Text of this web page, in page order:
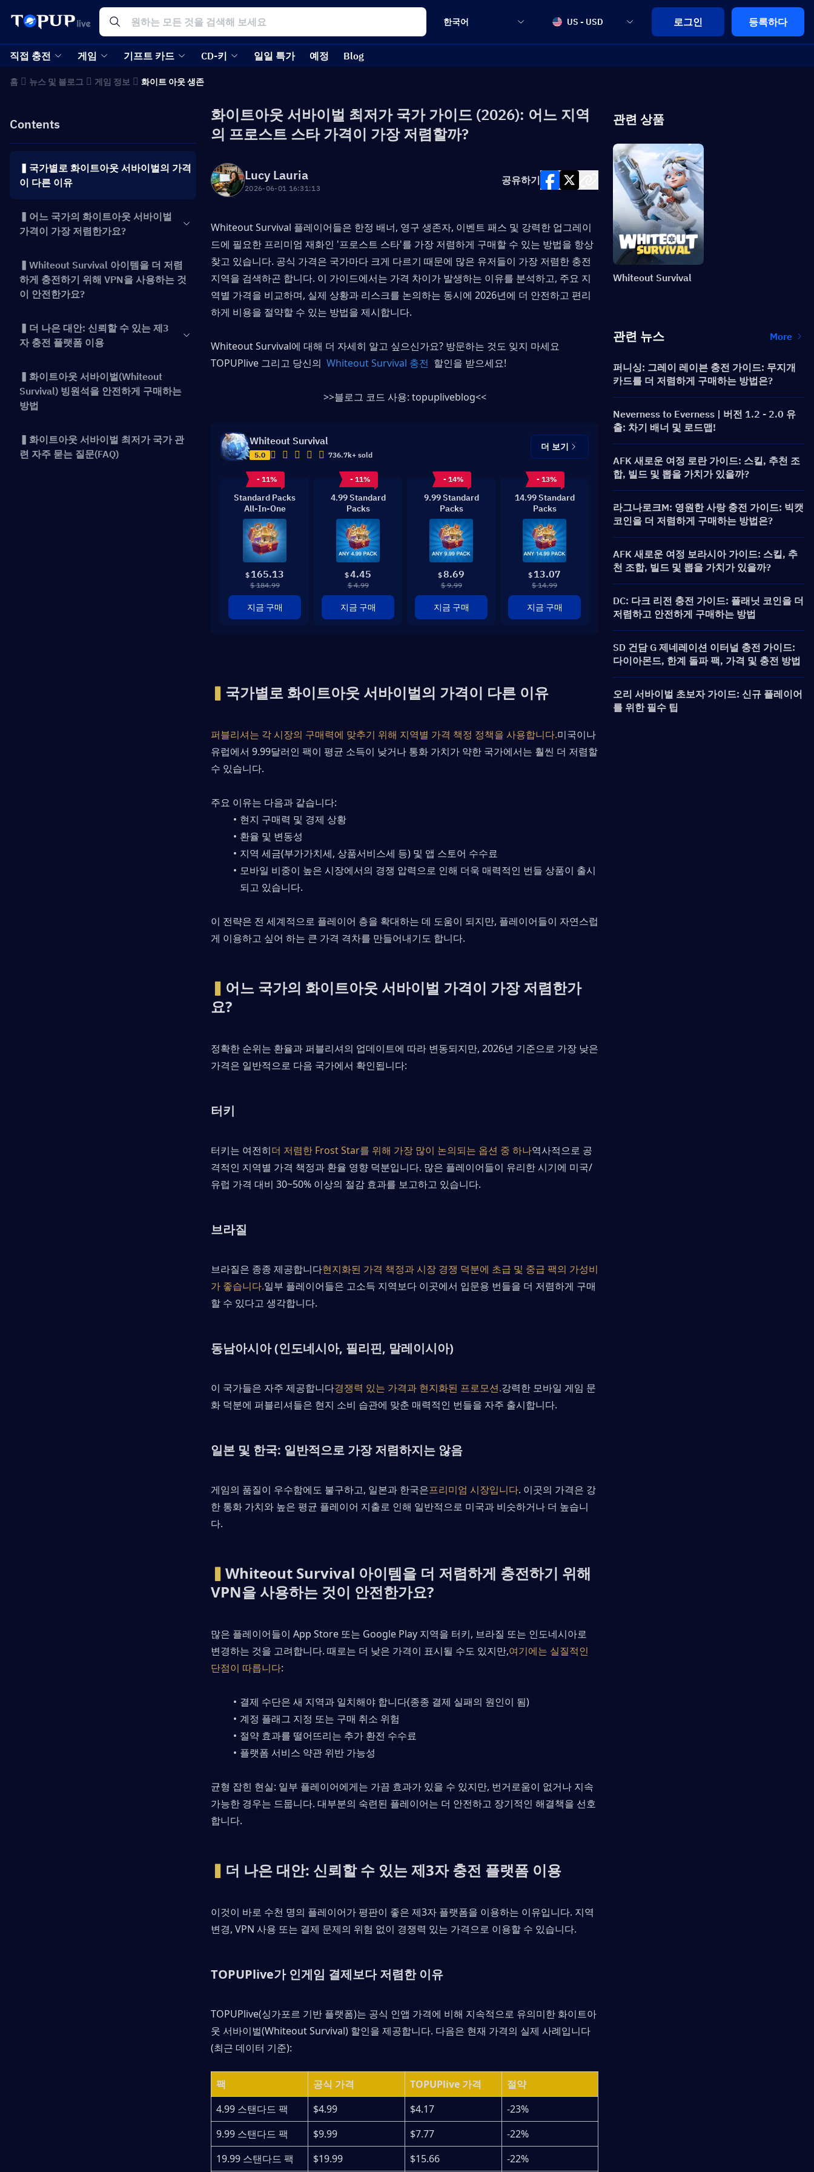
한국어 US - USD 로그인 등록하다
직접 충전 게임 기프트 카드 CD-키 일일 특가 예정 Blog
홈 뉴스 및 블로그 게임 정보 화이트 아웃 생존
Contents
▍국가별로 화이트아웃 서바이벌의 가격
이 다른 이유
▍어느 국가의 화이트아웃 서바이벌
가격이 가장 저렴한가요?
▍Whiteout Survival 아이템을 더 저렴
하게 충전하기 위해 VPN을 사용하는 것
이 안전한가요?
▍더 나은 대안: 신뢰할 수 있는 제3
자 충전 플랫폼 이용
▍화이트아웃 서바이벌(Whiteout
Survival) 빙원석을 안전하게 구매하는
방법
▍화이트아웃 서바이벌 최저가 국가 관
련 자주 묻는 질문(FAQ)
화이트아웃 서바이벌 최저가 국가 가이드 (2026): 어느 지역
의 프로스트 스타 가격이 가장 저렴할까?
Lucy Lauria
2026-06-01 16:31:13
공유하기
Whiteout Survival 플레이어들은 한정 배너, 영구 생존자, 이벤트 패스 및 강력한 업그레이
드에 필요한 프리미엄 재화인 '프로스트 스타'를 가장 저렴하게 구매할 수 있는 방법을 항상
찾고 있습니다. 공식 가격은 국가마다 크게 다르기 때문에 많은 유저들이 가장 저렴한 충전
지역을 검색하곤 합니다. 이 가이드에서는 가격 차이가 발생하는 이유를 분석하고, 주요 지
역별 가격을 비교하며, 실제 상황과 리스크를 논의하는 동시에 2026년에 더 안전하고 편리
하게 비용을 절약할 수 있는 방법을 제시합니다.
TOPUPlive 그리고 당신의 Whiteout Survival 충전 할인을 받으세요!
>>블로그 코드 사용: topupliveblog<<
Whiteout Survival
5.0 736.7k+ sold
더 보기
- 11%
Standard Packs
All-In-One
$ 165.13
$ 184.99
지금 구매
- 11%
4.99 Standard
Packs
$4.45
$ 4.99
지금 구매
- 14%
9.99 Standard
Packs
$8.69
$ 9.99
지금 구매
- 13%
14.99 Standard
Packs
$ 13.07
$ 14.99
지금 구매
▍ 국가별로 화이트아웃 서바이벌의 가격이 다른 이유
퍼블리셔는 각 시장의 구매력에 맞추기 위해 지역별 가격 책정 정책을 사용합니다.미국이나
유럽에서 9.99달러인 팩이 평균 소득이 낮거나 통화 가치가 약한 국가에서는 훨씬 더 저렴할
수 있습니다.
주요 이유는 다음과 같습니다:
현지 구매력 및 경제 상황
환율 및 변동성
지역 세금(부가가치세, 상품서비스세 등) 및 앱 스토어 수수료
모바일 비중이 높은 시장에서의 경쟁 압력으로 인해 더욱 매력적인 번들 상품이 출시
되고 있습니다.
이 전략은 전 세계적으로 플레이어 층을 확대하는 데 도움이 되지만, 플레이어들이 자연스럽
게 이용하고 싶어 하는 큰 가격 격차를 만들어내기도 합니다.
▍ 어느 국가의 화이트아웃 서바이벌 가격이 가장 저렴한가
요?
정확한 순위는 환율과 퍼블리셔의 업데이트에 따라 변동되지만, 2026년 기준으로 가장 낮은
가격은 일반적으로 다음 국가에서 확인됩니다:
터키
터키는 여전히더 저렴한 Frost Star를 위해 가장 많이 논의되는 옵션 중 하나역사적으로 공
격적인 지역별 가격 책정과 환율 영향 덕분입니다. 많은 플레이어들이 유리한 시기에 미국/
유럽 가격 대비 30~50% 이상의 절감 효과를 보고하고 있습니다.
브라질
브라질은 종종 제공합니다현지화된 가격 책정과 시장 경쟁 덕분에 초급 및 중급 팩의 가성비
가 좋습니다.일부 플레이어들은 고소득 지역보다 이곳에서 입문용 번들을 더 저렴하게 구매
할 수 있다고 생각합니다.
동남아시아 (인도네시아, 필리핀, 말레이시아)
이 국가들은 자주 제공합니다경쟁력 있는 가격과 현지화된 프로모션.강력한 모바일 게임 문
화 덕분에 퍼블리셔들은 현지 소비 습관에 맞춘 매력적인 번들을 자주 출시합니다.
일본 및 한국: 일반적으로 가장 저렴하지는 않음
게임의 품질이 우수함에도 불구하고, 일본과 한국은프리미엄 시장입니다. 이곳의 가격은 강
한 통화 가치와 높은 평균 플레이어 지출로 인해 일반적으로 미국과 비슷하거나 더 높습니
다.
▍ Whiteout Survival 아이템을 더 저렴하게 충전하기 위해
VPN을 사용하는 것이 안전한가요?
많은 플레이어들이 App Store 또는 Google Play 지역을 터키, 브라질 또는 인도네시아로
변경하는 것을 고려합니다. 때로는 더 낮은 가격이 표시될 수도 있지만,여기에는 실질적인
단점이 따릅니다:
결제 수단은 새 지역과 일치해야 합니다(종종 결제 실패의 원인이 됨)
계정 플래그 지정 또는 구매 취소 위험
절약 효과를 떨어뜨리는 추가 환전 수수료
플랫폼 서비스 약관 위반 가능성
균형 잡힌 현실: 일부 플레이어에게는 가끔 효과가 있을 수 있지만, 번거로움이 없거나 지속
가능한 경우는 드뭅니다. 대부분의 숙련된 플레이어는 더 안전하고 장기적인 해결책을 선호
합니다.
▍ 더 나은 대안: 신뢰할 수 있는 제3자 충전 플랫폼 이용
이것이 바로 수천 명의 플레이어가 평판이 좋은 제3자 플랫폼을 이용하는 이유입니다. 지역
변경, VPN 사용 또는 결제 문제의 위험 없이 경쟁력 있는 가격으로 이용할 수 있습니다.
TOPUPlive가 인게임 결제보다 저렴한 이유
TOPUPlive(싱가포르 기반 플랫폼)는 공식 인앱 가격에 비해 지속적으로 유의미한 화이트아
웃 서바이벌(Whiteout Survival) 할인을 제공합니다. 다음은 현재 가격의 실제 사례입니다
(최근 데이터 기준):
팩 공식 가격 TOPUPlive 가격
절약
4.99 스탠다드 팩
$4.99 $4.17
-23%
9.99 스탠다드 팩
$9.99 $7.77
-22%
19.99 스탠다드 팩
$19.99 $15.66 -22%
관련 상품
Whiteout Survival
관련 뉴스 More
퍼니싱: 그레이 레이븐 충전 가이드: 무지개
카드를 더 저렴하게 구매하는 방법은?
Neverness to Everness | 버전 1.2 - 2.0 유
출: 차기 배너 및 로드맵!
AFK 새로운 여정 로란 가이드: 스킬, 추천 조
합, 빌드 및 뽑을 가치가 있을까?
라그나로크M: 영원한 사랑 충전 가이드: 빅캣
코인을 더 저렴하게 구매하는 방법은?
AFK 새로운 여정 보라시아 가이드: 스킬, 추
천 조합, 빌드 및 뽑을 가치가 있을까?
DC: 다크 리전 충전 가이드: 플래닛 코인을 더
저렴하고 안전하게 구매하는 방법
SD 건담 G 제네레이션 이터널 충전 가이드:
다이아몬드, 한계 돌파 팩, 가격 및 충전 방법
오리 서바이벌 초보자 가이드: 신규 플레이어
를 위한 필수 팁